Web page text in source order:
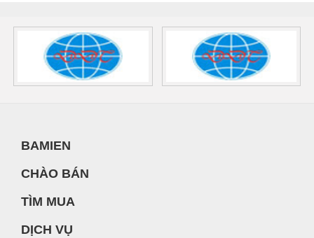
BAMIEN
CHÀO BÁN
TÌM MUA
DỊCH VỤ